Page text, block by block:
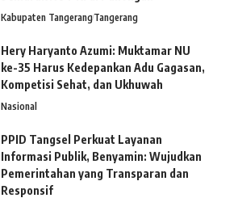
Kabupaten TangerangTangerang
Hery Haryanto Azumi: Muktamar NU
ke-35 Harus Kedepankan Adu Gagasan,
Kompetisi Sehat, dan Ukhuwah
Nasional
PPID Tangsel Perkuat Layanan
Informasi Publik, Benyamin: Wujudkan
Pemerintahan yang Transparan dan
Responsif